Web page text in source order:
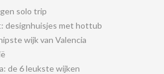
solo trip
designhuisjes met hottub
wijk van Valencia
de 6 leukste wijken